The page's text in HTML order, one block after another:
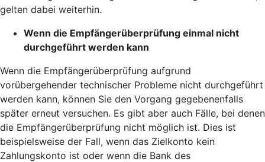
gelten dabei weiterhin.
Wenn die Empfängerüberprüfung einmal nicht
durchgeführt werden kann
Wenn die Empfängerüberprüfung aufgrund
vorübergehender technischer Probleme nicht durchgeführt
werden kann, können Sie den Vorgang gegebenenfalls
später erneut versuchen. Es gibt aber auch Fälle, bei denen
die Empfängerüberprüfung nicht möglich ist. Dies ist
beispielsweise der Fall, wenn das Zielkonto kein
Zahlungskonto ist oder wenn die Bank des